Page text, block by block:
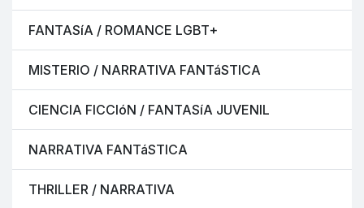
FANTASíA / ROMANCE LGBT+
MISTERIO / NARRATIVA FANTáSTICA
CIENCIA FICCIóN / FANTASíA JUVENIL
NARRATIVA FANTáSTICA
THRILLER / NARRATIVA